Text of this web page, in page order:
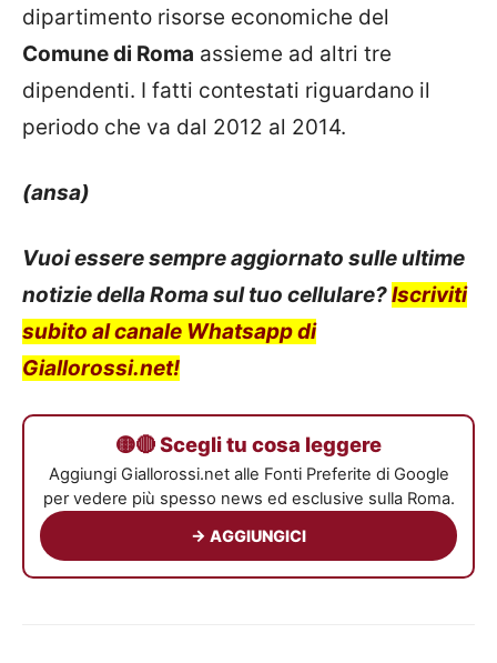
dipartimento risorse economiche del
Comune di Roma assieme ad altri tre
dipendenti. I fatti contestati riguardano il
periodo che va dal 2012 al 2014.
(ansa)
Vuoi essere sempre aggiornato sulle ultime
notizie della Roma sul tuo cellulare?Iscriviti
subito al canale Whatsapp di
Giallorossi.net!
🟡🔴 Scegli tu cosa leggere
Aggiungi Giallorossi.net alle Fonti Preferite di Google
per vedere più spesso news ed esclusive sulla Roma.
→ AGGIUNGICI